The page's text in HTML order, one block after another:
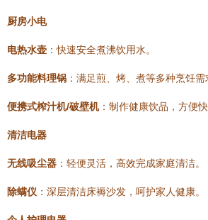
厨房小电
电热水壶 ：快速安全煮沸饮用水。
多功能料理锅 ：满足煎、烤、煮等多种烹饪需
便携式榨汁机/破壁机：制作健康饮品，方便快
清洁电器
无线吸尘器 ：轻便灵活，高效完成家庭清洁。
除螨仪 ：深层清洁床褥沙发，呵护家人健康。